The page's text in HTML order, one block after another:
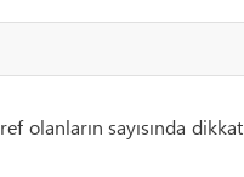
olanların sayısında dikkat